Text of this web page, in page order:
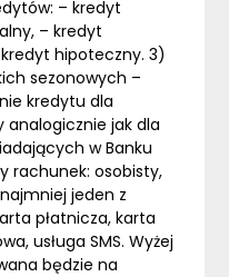
– kredyt
– kredyt
hipoteczny. 3)
sezonowych –
kredytu dla
analogicznie jak dla
w Banku
rachunek: osobisty,
jeden z
płatnicza, karta
usługa SMS. Wyżej
będzie na